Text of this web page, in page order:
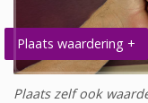
Plaats waardering +
Plaats zelf ook